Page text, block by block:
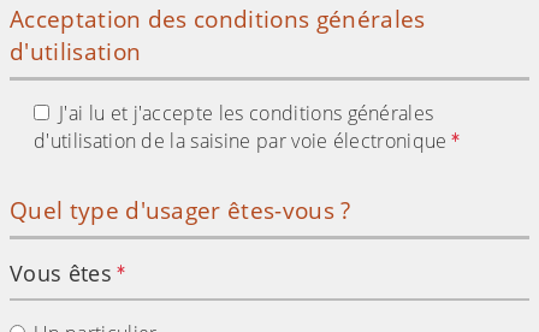
Acceptation des conditions générales
d'utilisation
J'ai lu et j'accepte les conditions générales
d'utilisation de la saisine par voie électronique
Quel type d'usager êtes-vous ?
Vous êtes